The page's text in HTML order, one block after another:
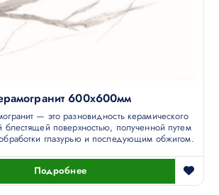
600х600мм
— это разновидность керамического
блестящей поверхностью, полученной путем
глазурью и последующим обжигом.
Подробнее